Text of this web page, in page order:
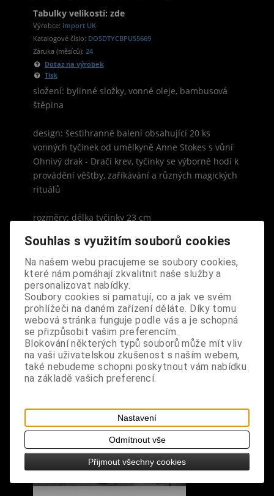
Tabulky velikostí: zde
Výrobce: import UK
Katalogové číslo: DOSDTYCBPUS5669
Záruka (měsíců): 24
Dotaz na výrobek
Tisk
složení: bylinné složky, vonné oleje, bambusová
štěpina
design: šestihranné balení obsahující 20 ks
vonných tyčinek od umělkyně Anne Stokes s vůní
Ohnivý drak - Dračí krev, tyčinky se výborně hodí k
provádění věštby, zaříkávání a různých magických
rituálů
rozměry: délka tyčinky 23 cm
S výrobkem se také prodává
Souhlas s využitím souborů cookies
Na našem webu pracujeme se soubory cookies,
které nám pomáhají zkvalitnit naše služby a
personalizovat nabídky.
Soubory cookies si pamatují, co a jak ve svém
prohlížeči na daném zařízení děláte. Díky tomu
webová stránka funguje podle vás a je schopná
se přizpůsobit vašim preferencím.
Blokování některých typů souborů může mít vliv
na vaši uživatelskou zkušenost s naším webem,
také nebudeme schopni poskytnout vám nabídku
na základě vašich preferencí.
Nastavení
Odmítnout vše
Přijmout všechny cookies